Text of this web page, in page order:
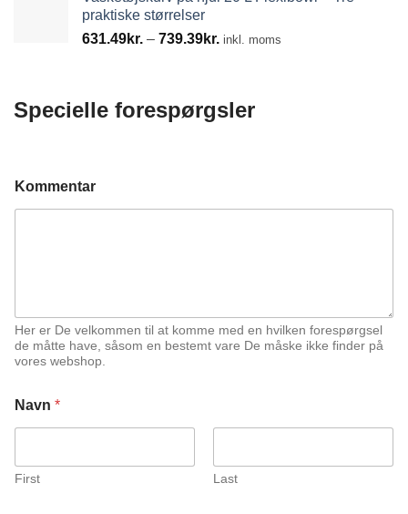
praktiske størrelser
631.49kr. – 739.39kr. Prisinterval:
inkl. moms
Specielle forespørgsler
Kommentar
Her er De velkommen til at komme med en hvilken forespørgsel
de måtte have, såsom en bestemt vare De måske ikke finder på
vores webshop.
Navn *
First Last